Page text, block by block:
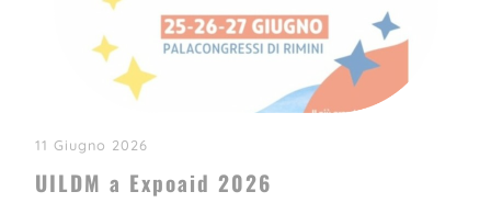
11 Giugno 2026
UILDM a Expoaid 2026